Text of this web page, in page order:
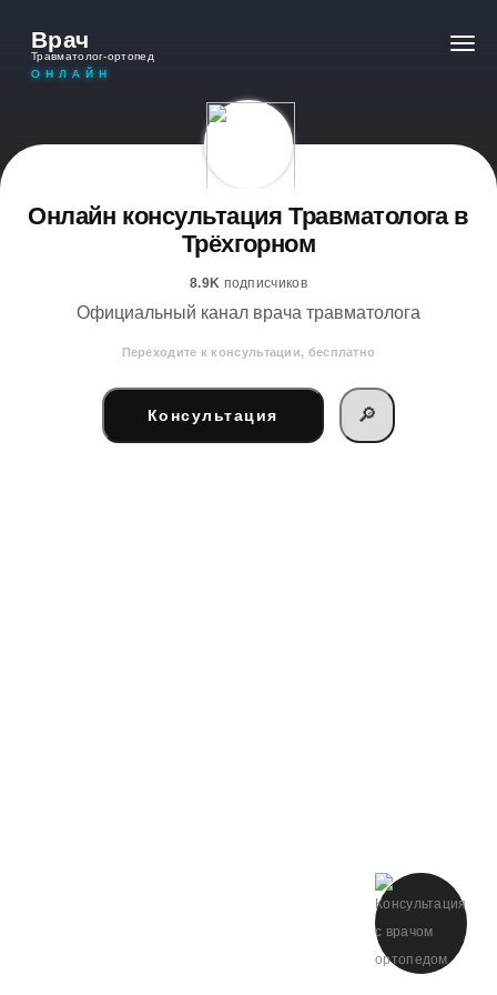
Врач
Травматолог-ортопед
ОНЛАЙН
Онлайн консультация Травматолога в
Трёхгорном
8.9K подписчиков
Официальный канал врача травматолога
Переходите к консультации, бесплатно
Консультация 🔎